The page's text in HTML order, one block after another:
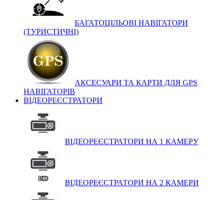
БАГАТОЦІЛЬОВІ НАВІГАТОРИ
(ТУРИСТИЧНІ)
АКСЕСУАРИ ТА КАРТИ ДЛЯ GPS
НАВІГАТОРІВ
ВІДЕОРЕЄСТРАТОРИ
ВІДЕОРЕЄСТРАТОРИ НА 1 КАМЕРУ
ВІДЕОРЕЄСТРАТОРИ НА 2 КАМЕРИ